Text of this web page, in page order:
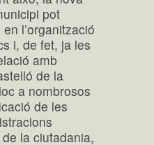
pot
l’organització
i, de fet, ja les
amb
de la
a nombrosos
de les
la ciutadania,